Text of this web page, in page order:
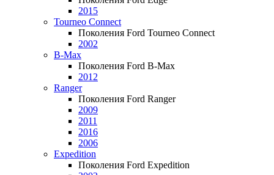
2015
Tourneo Connect
Поколения Ford Tourneo Connect
2002
B-Max
Поколения Ford B-Max
2012
Ranger
Поколения Ford Ranger
2009
2011
2016
2006
Expedition
Поколения Ford Expedition